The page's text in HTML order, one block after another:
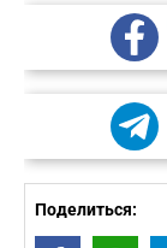
Поделиться: